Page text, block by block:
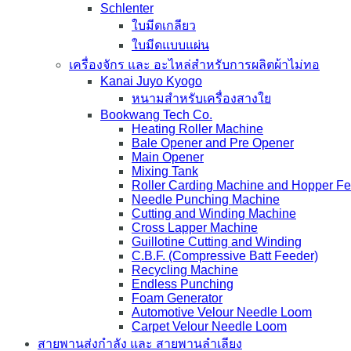
Schlenter
ใบมีดเกลียว
ใบมีดแบบแผ่น
เครื่องจักร และ อะไหล่สำหรับการผลิตผ้าไม่ทอ
Kanai Juyo Kyogo
หนามสำหรับเครื่องสางใย
Bookwang Tech Co.
Heating Roller Machine
Bale Opener and Pre Opener
Main Opener
Mixing Tank
Roller Carding Machine and Hopper
Needle Punching Machine
Cutting and Winding Machine
Cross Lapper Machine
Guillotine Cutting and Winding
C.B.F. (Compressive Batt Feeder)
Recycling Machine
Endless Punching
Foam Generator
Automotive Velour Needle Loom
Carpet Velour Needle Loom
สายพานส่งกำลัง และ สายพานลำเลียง